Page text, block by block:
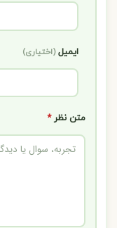
ایمیل(اختیاری)
متن نظر*